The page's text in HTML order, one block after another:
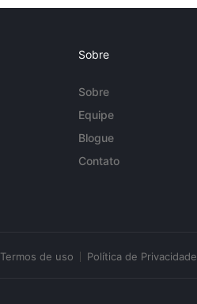
Sobre
Sobre
Equipe
Blogue
Contato
Termos de uso Política de Privacidade